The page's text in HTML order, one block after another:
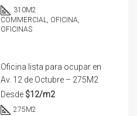
310M2
COMMERCIAL, OFICINA,
OFICINAS
Oficina lista para ocupar en
Av. 12 de Octubre – 275M2
Desde $12/m2
275M2